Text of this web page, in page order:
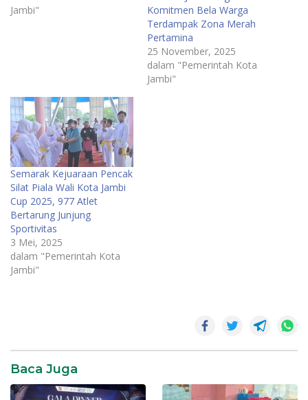
Jambi"
Komitmen Bela Warga
Terdampak Zona Merah
Pertamina
25 November, 2025
dalam "Pemerintah Kota
Jambi"
Semarak Kejuaraan Pencak
Silat Piala Wali Kota Jambi
Cup 2025, 977 Atlet
Bertarung Junjung
Sportivitas
3 Mei, 2025
dalam "Pemerintah Kota
Jambi"
Baca Juga